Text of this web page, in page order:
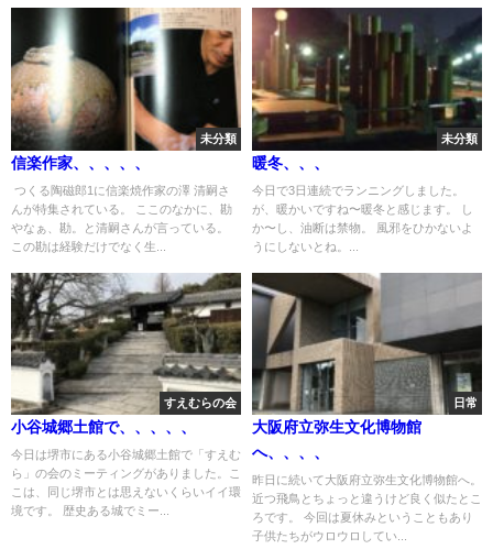
未分類
信楽作家、、、、、
つくる陶磁郎1に信楽焼作家の澤 清嗣さ
んが特集されている。 ここのなかに、勘
やなぁ、勘。と清嗣さんが言っている。
この勘は経験だけでなく生...
未分類
暖冬、、、
今日で3日連続でランニングしました。
が、暖かいですね〜暖冬と感じます。 し
か〜し、油断は禁物。 風邪をひかないよ
うにしないとね。...
すえむらの会
小谷城郷土館で、、、、、
今日は堺市にある小谷城郷土館で「すえむ
ら」の会のミーティングがありました。こ
こは、同じ堺市とは思えないくらいイイ環
境です。 歴史ある城でミー...
日常
大阪府立弥生文化博物館
へ、、、、
昨日に続いて大阪府立弥生文化博物館へ。
近つ飛鳥とちょっと違うけど良く似たとこ
ろです。 今回は夏休みということもあり
子供たちがウロウロしてい...